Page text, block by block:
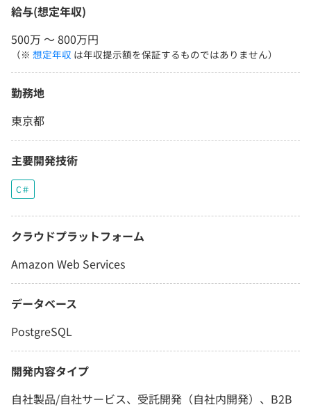
給与(想定年収)
500万 〜 800万円
（※ 想定年収 は年収提示額を保証するものではありません）
勤務地
東京都
主要開発技術
C＃
クラウドプラットフォーム
Amazon Web Services
データベース
PostgreSQL
開発内容タイプ
自社製品/自社サービス、受託開発（自社内開発）、B2B